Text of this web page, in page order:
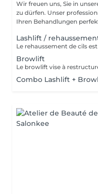
Wir freuen uns, Sie in
zu dürfen. Unser professionnelles Ästhétikteam wird Sie bei
Ihren Behandlungen
Lashlift /
Browlift
Combo Lashlift +